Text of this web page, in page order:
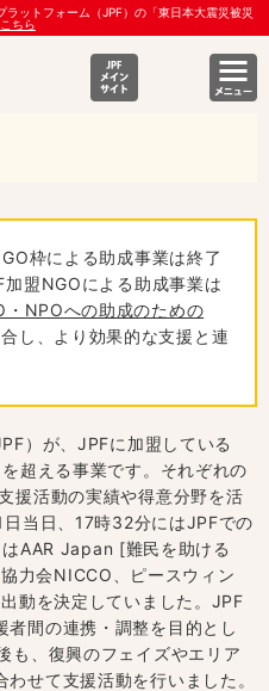
ットフォーム（JPF）の「東日本大震災被災
こちら
枠による助成事業は終了
盟NGOによる助成事業は
・NPOへの助成のための
し、より効果的な支援と連
）が、JPFに加盟している
超える事業です。それぞれの
援活動の実績や得意分野を活
当日、17時32分にはJPFでの
AAR Japan [難民を助ける
力会NICCO、ピースウィン
動を決定していました。JPF
間の連携・調整を目的とし
も、復興のフェイズやエリア
せて支援活動を行いました。